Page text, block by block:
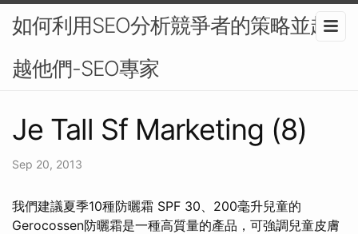
如何利用SEO分析競爭者的策略並超
越他們-SEO專家
Je Tall Sf Marketing (8)
Sep 20, 2013
我們建議夏季10種防曬霜 SPF 30、200毫升兒童的
Gerocossen防曬霜是一種高質量的產品，可強調兒童皮膚